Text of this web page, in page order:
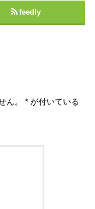
feedly
ん。 * が付いている